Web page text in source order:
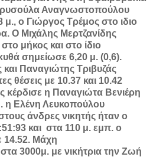
Αναγνωστοπούλου
μ., ο Γιώργος Τρέμος στο ιδιο
. Ο Μιχάλης Μερτζανίδης
μήκος και στο ίδιο
σημείωσε 6,20 μ. (0,6).
Παναγιώτης Τριβυζάς
θέσεις με 10.37 και 10.42
κέρδισε η Παναγιώτα Βενιέρη
η Ελένη Λευκοπούλου
άνδρες νικητής ήταν ο
και στα 110 μ. εμπ. ο
14.52. Μάχη
3000μ. με νικήτρια την Ζωή